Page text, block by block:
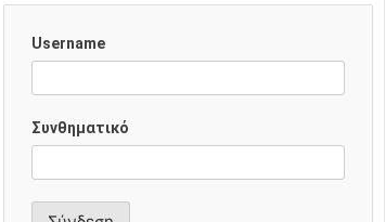
Username
Συνθηματικό